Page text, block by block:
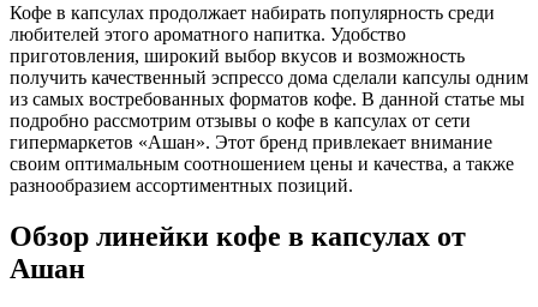
Кофе в капсулах продолжает набирать популярность среди
любителей этого ароматного напитка. Удобство
приготовления, широкий выбор вкусов и возможность
получить качественный эспрессо дома сделали капсулы одним
из самых востребованных форматов кофе. В данной статье мы
подробно рассмотрим отзывы о кофе в капсулах от сети
гипермаркетов «Ашан». Этот бренд привлекает внимание
своим оптимальным соотношением цены и качества, а также
разнообразием ассортиментных позиций.
Обзор линейки кофе в капсулах от
Ашан